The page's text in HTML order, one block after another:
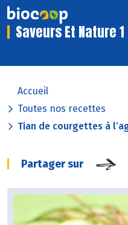
Saveurs Et Nature 1
Accueil
Toutes nos recettes
Tian de courgettes à
Partager sur